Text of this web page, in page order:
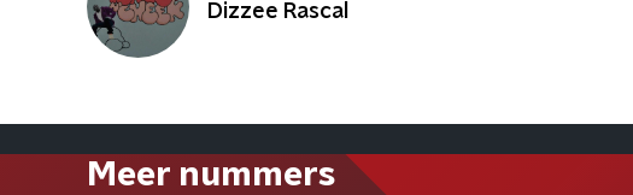
Dizzee Rascal
Meer nummers